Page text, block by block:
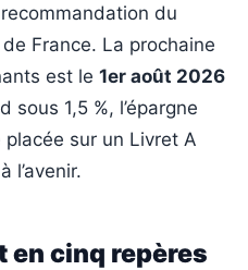
du
France. La prochaine
est le 1er août 2026
1,5 %, l’épargne
sur un Livret A
l’avenir.
en cinq repères